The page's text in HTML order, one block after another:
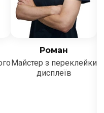
Роман
Майстер з переклейки
дисплеїв